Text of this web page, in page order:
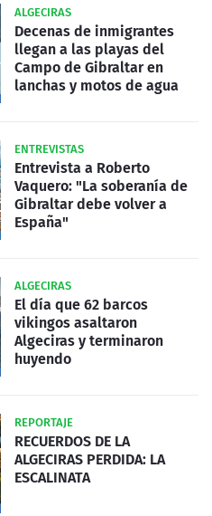
ALGECIRAS
Decenas de inmigrantes
llegan a las playas del
Campo de Gibraltar en
lanchas y motos de agua
ENTREVISTAS
Entrevista a Roberto
Vaquero: "La soberanía de
Gibraltar debe volver a
España"
ALGECIRAS
El día que 62 barcos
vikingos asaltaron
Algeciras y terminaron
huyendo
REPORTAJE
RECUERDOS DE LA
ALGECIRAS PERDIDA: LA
ESCALINATA